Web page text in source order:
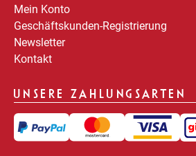
Mein Konto
Geschäftskunden-Registrierung
Newsletter
Kontakt
UNSERE ZAHLUNGSARTEN